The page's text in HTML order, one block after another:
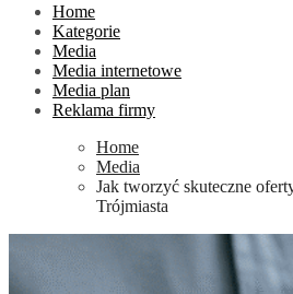
Home
Kategorie
Media
Media internetowe
Media plan
Reklama firmy
Home
Media
Jak tworzyć skuteczne
Trójmiasta